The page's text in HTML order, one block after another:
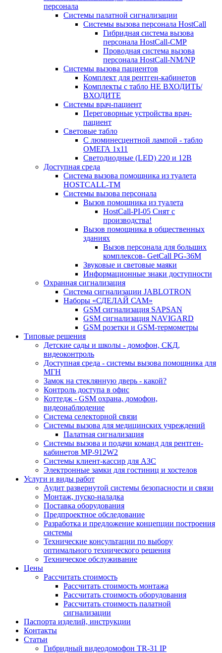
персонала
Системы палатной сигнализации
Системы вызова персонала HostCall
Гибридная система вызова
персонала HostCall-CMP
Проводная система вызова
персонала HostCall-NM/NP
Системы вызова пациентов
Комплект для рентген-кабинетов
Комплекты с табло НЕ ВХОДИТЬ/
ВХОДИТЕ
Системы врач-пациент
Переговорные устройства врач-
пациент
Световые табло
С люминесцентной лампой - табло
ОМЕГА 1х11
Светодиодные (LED) 220 и 12В
Доступная среда
Система вызова помощника из туалета
HOSTCALL-TM
Системы вызова персонала
Вызов помощника из туалета
HostCall-PI-05 Снят с
производства!
Вызов помощника в общественных
зданиях
Вызов персонала для больших
комплексов- GetCall PG-36M
Звуковые и световые маяки
Информационные знаки доступности
Охранная сигнализация
Система сигнализации JABLOTRON
Наборы «СДЕЛАЙ САМ»
GSM сигнализация SAPSAN
GSM сигнализация NAVIGARD
GSM розетки и GSM-термометры
Типовые решения
Детские сады и школы - домофон, СКД,
видеоконтроль
Доступная среда - системы вызова помощника для
МГН
Замок на стеклянную дверь - какой?
Контроль доступа в офис
Коттедж - GSM охрана, домофон,
видеонаблюдение
Система селекторной связи
Системы вызова для медицинских учреждений
Палатная сигнализация
Системы вызова и подачи команд для рентген-
кабинетов MP-912W2
Системы клиент-кассир для АЗС
Электронные замки для гостиниц и хостелов
Услуги и виды работ
Аудит развернутой системы безопасности и связи
Монтаж, пуско-наладка
Поставка оборудования
Предпроектное обследование
Разработка и предложение концепции построения
системы
Технические консультации по выбору
оптимального технического решения
Техническое обслуживание
Цены
Рассчитать стоимость
Рассчитать стоимость монтажа
Рассчитать стоимость оборудования
Рассчитать стоимость палатной
сигнализации
Паспорта изделий, инструкции
Контакты
Статьи
Гибридный видеодомофон TR-31 IP